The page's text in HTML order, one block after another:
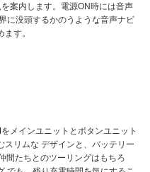
案内します。電源ON時には音声
に没頭するかのうような音声ナビ
す。
メインユニットとボタンユニット
スリムな デザインと、バッテリー
間たちとのツーリングはもちろ